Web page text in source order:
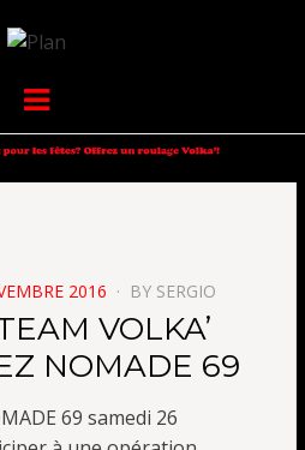
VOLKANIK-
ENDURANCE
Menu
2016 BY SERGIO
VOLKA’
NOMADE 69
69 samedi 26